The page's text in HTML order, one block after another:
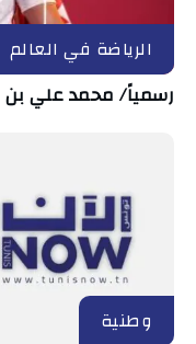
الرياضة في العالم
رسمياً/ محمد علي
وطنية